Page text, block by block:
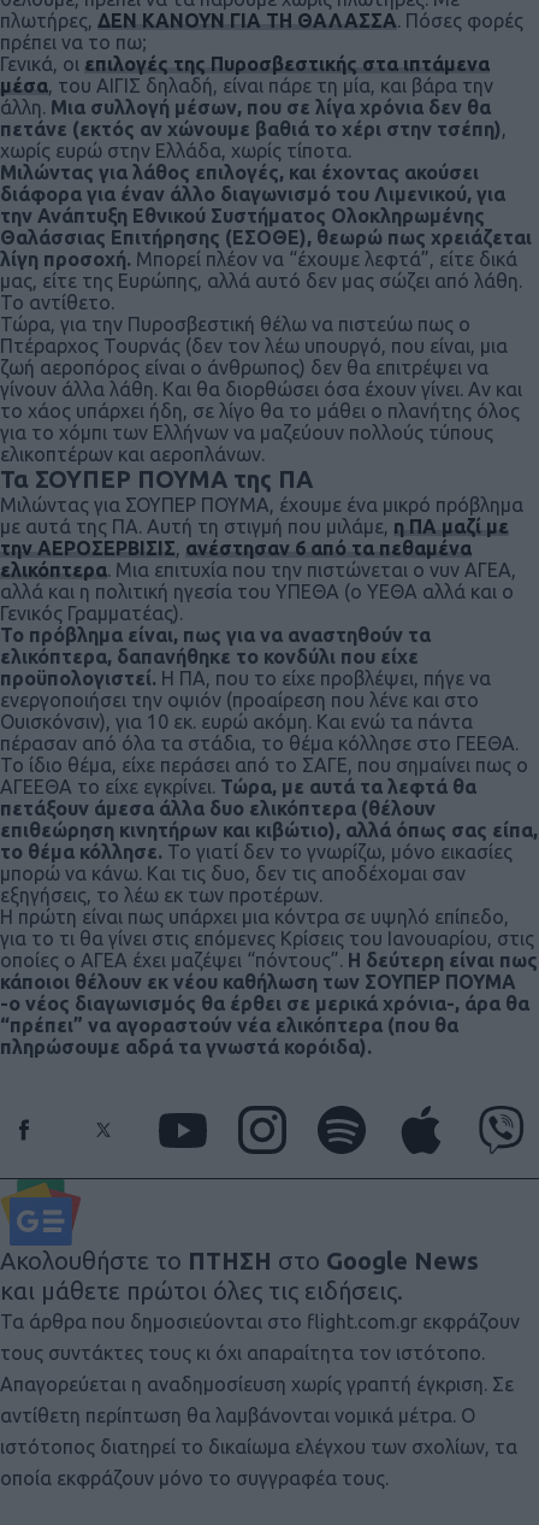
πλωτήρες, ΔΕΝ ΚΑΝΟΥΝ ΓΙΑ ΤΗ ΘΑΛΑΣΣΑ. Πόσες φορές
πρέπει να το πω;
Γενικά, οι επιλογές της Πυροσβεστικής στα ιπτάμενα
μέσα, του ΑΙΓΙΣ δηλαδή, είναι πάρε τη μία, και βάρα την
άλλη. Μια συλλογή μέσων, που σε λίγα χρόνια δεν θα
πετάνε (εκτός αν χώνουμε βαθιά το χέρι στην τσέπη),
χωρίς ευρώ στην Ελλάδα, χωρίς τίποτα.
Μιλώντας για λάθος επιλογές, και έχοντας ακούσει
διάφορα για έναν άλλο διαγωνισμό του Λιμενικού, για
την Ανάπτυξη Εθνικού Συστήματος Ολοκληρωμένης
Θαλάσσιας Επιτήρησης (ΕΣΟΘΕ), θεωρώ πως χρειάζεται
λίγη προσοχή. Μπορεί πλέον να “έχουμε λεφτά”, είτε δικά
μας, είτε της Ευρώπης, αλλά αυτό δεν μας σώζει από λάθη.
Το αντίθετο.
Τώρα, για την Πυροσβεστική θέλω να πιστεύω πως ο
Πτέραρχος Τουρνάς (δεν τον λέω υπουργό, που είναι, μια
ζωή αεροπόρος είναι ο άνθρωπος) δεν θα επιτρέψει να
γίνουν άλλα λάθη. Και θα διορθώσει όσα έχουν γίνει. Αν και
το χάος υπάρχει ήδη, σε λίγο θα το μάθει ο πλανήτης όλος
για το χόμπι των Ελλήνων να μαζεύουν πολλούς τύπους
ελικοπτέρων και αεροπλάνων.
Τα ΣΟΥΠΕΡ ΠΟΥΜΑ της ΠΑ
Μιλώντας για ΣΟΥΠΕΡ ΠΟΥΜΑ, έχουμε ένα μικρό πρόβλημα
με αυτά της ΠΑ. Αυτή τη στιγμή που μιλάμε, η ΠΑ μαζί με
την ΑΕΡΟΣΕΡΒΙΣΙΣ, ανέστησαν 6 από τα πεθαμένα
ελικόπτερα. Μια επιτυχία που την πιστώνεται ο νυν ΑΓΕΑ,
αλλά και η πολιτική ηγεσία του ΥΠΕΘΑ (ο ΥΕΘΑ αλλά και ο
Γενικός Γραμματέας).
Το πρόβλημα είναι, πως για να αναστηθούν τα
ελικόπτερα, δαπανήθηκε το κονδύλι που είχε
προϋπολογιστεί. Η ΠΑ, που το είχε προβλέψει, πήγε να
ενεργοποιήσει την οψιόν (προαίρεση που λένε και στο
Ουισκόνσιν), για 10 εκ. ευρώ ακόμη. Και ενώ τα πάντα
πέρασαν από όλα τα στάδια, το θέμα κόλλησε στο ΓΕΕΘΑ.
Το ίδιο θέμα, είχε περάσει από το ΣΑΓΕ, που σημαίνει πως ο
ΑΓΕΕΘΑ το είχε εγκρίνει. Τώρα, με αυτά τα λεφτά θα
πετάξουν άμεσα άλλα δυο ελικόπτερα (θέλουν
επιθεώρηση κινητήρων και κιβώτιο), αλλά όπως σας είπα,
το θέμα κόλλησε. Το γιατί δεν το γνωρίζω, μόνο εικασίες
μπορώ να κάνω. Και τις δυο, δεν τις αποδέχομαι σαν
εξηγήσεις, το λέω εκ των προτέρων.
Η πρώτη είναι πως υπάρχει μια κόντρα σε υψηλό επίπεδο,
για το τι θα γίνει στις επόμενες Κρίσεις του Ιανουαρίου, στις
οποίες ο ΑΓΕΑ έχει μαζέψει “πόντους”. Η δεύτερη είναι πως
κάποιοι θέλουν εκ νέου καθήλωση των ΣΟΥΠΕΡ ΠΟΥΜΑ
-ο νέος διαγωνισμός θα έρθει σε μερικά χρόνια-, άρα θα
“πρέπει” να αγοραστούν νέα ελικόπτερα (που θα
πληρώσουμε αδρά τα γνωστά κορόιδα).
Ακολουθήστε το ΠΤΗΣΗ στο Google News
και μάθετε πρώτοι όλες τις ειδήσεις.
Τα άρθρα που δημοσιεύονται στο flight.com.gr εκφράζουν
τους συντάκτες τους κι όχι απαραίτητα τον ιστότοπο.
Απαγορεύεται η αναδημοσίευση χωρίς γραπτή έγκριση. Σε
αντίθετη περίπτωση θα λαμβάνονται νομικά μέτρα. Ο
ιστότοπος διατηρεί το δικαίωμα ελέγχου των σχολίων, τα
οποία εκφράζουν μόνο το συγγραφέα τους.